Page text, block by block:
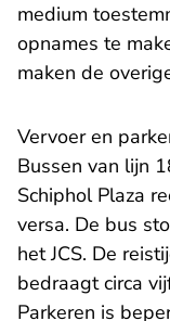
medium
opnames te
maken de
Vervoer en
Bussen van lijn
Schiphol Plaza
versa. De bus
het JCS. De
bedraagt circa
Parkeren is